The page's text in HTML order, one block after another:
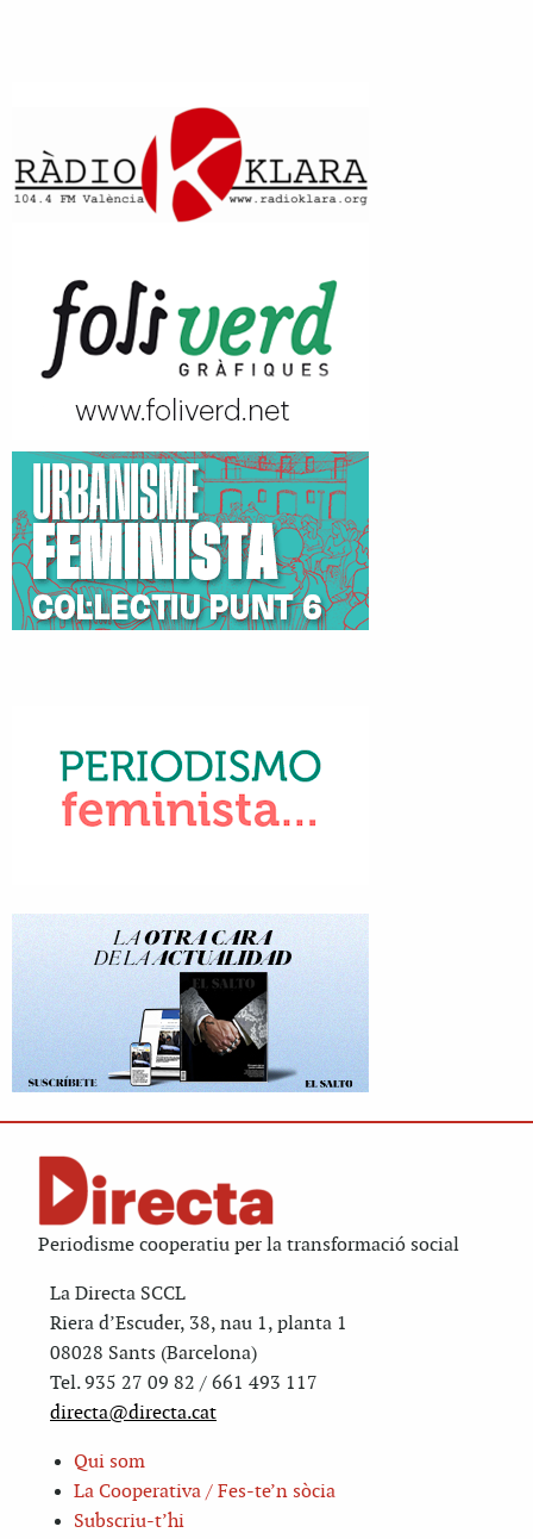
Periodisme cooperatiu per la transformació social
La Directa SCCL
Riera d’Escuder, 38, nau 1, planta 1
08028 Sants (Barcelona)
Tel. 935 27 09 82 / 661 493 117
directa@directa.cat
Qui som
La Cooperativa / Fes-te’n sòcia
Subscriu-t’hi